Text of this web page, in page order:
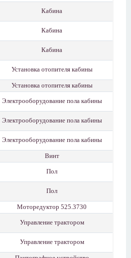
Кабина
Кабина
Кабина
Установка отопителя кабины
Установка отопителя кабины
Электрооборудование пола кабины
Электрооборудование пола кабины
Электрооборудование пола кабины
Винт
Пол
Пол
Моторедуктор 525.3730
Управление трактором
Управление трактором